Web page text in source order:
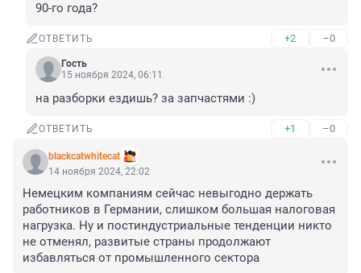
90-го года?
ОТВЕТИТЬ +2 –0
Гость
15 ноября 2024, 06:11
на разборки ездишь? за запчастями :)
ОТВЕТИТЬ +1 –0
blackcatwhitecat
14 ноября 2024, 22:02
Немецким компаниям сейчас невыгодно держать
работников в Германии, слишком большая налоговая
нагрузка. Ну и постиндустриальные тенденции никто
не отменял, развитые страны продолжают
избавляться от промышленного сектора